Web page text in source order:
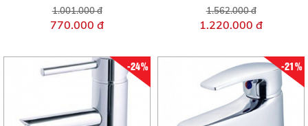
1.001.000 đ
770.000 đ
1.562.000 đ
1.220.000 đ
-24% -21%